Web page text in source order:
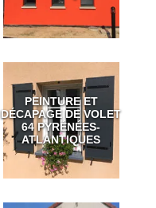
PEINTURE ET
DÉCAPAGE DE VOLET
64 PYRÉNÉES-
ATLANTIQUES